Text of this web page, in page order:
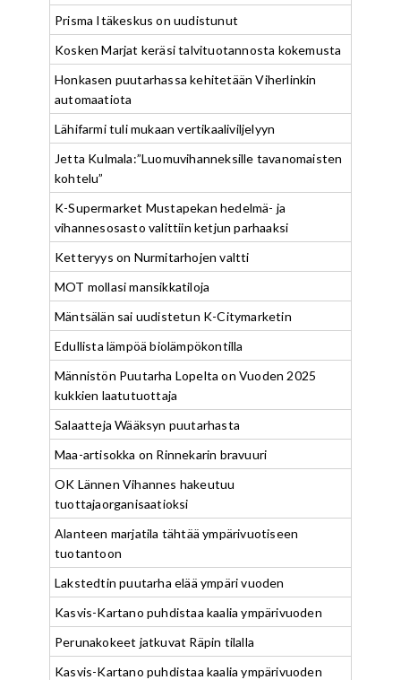
Prisma Itäkeskus on uudistunut
Kosken Marjat keräsi talvituotannosta kokemusta
Honkasen puutarhassa kehitetään Viherlinkin
automaatiota
Lähifarmi tuli mukaan vertikaaliviljelyyn
Jetta Kulmala:”Luomuvihanneksille tavanomaisten
kohtelu”
K-Supermarket Mustapekan hedelmä- ja
vihannesosasto valittiin ketjun parhaaksi
Ketteryys on Nurmitarhojen valtti
MOT mollasi mansikkatiloja
Mäntsälän sai uudistetun K-Citymarketin
Edullista lämpöä biolämpökontilla
Männistön Puutarha Lopelta on Vuoden 2025
kukkien laatutuottaja
Salaatteja Wääksyn puutarhasta
Maa-artisokka on Rinnekarin bravuuri
OK Lännen Vihannes hakeutuu
tuottajaorganisaatioksi
Alanteen marjatila tähtää ympärivuotiseen
tuotantoon
Lakstedtin puutarha elää ympäri vuoden
Kasvis-Kartano puhdistaa kaalia ympärivuoden
Perunakokeet jatkuvat Räpin tilalla
Kasvis-Kartano puhdistaa kaalia ympärivuoden